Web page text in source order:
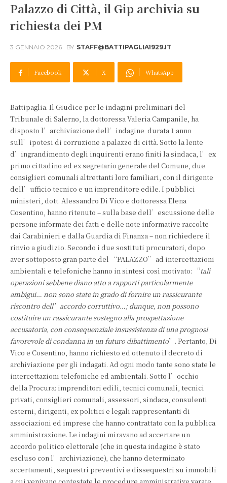
Palazzo di Città, il Gip archivia su
richiesta dei PM
3 GENNAIO 2026 BY STAFF@BATTIPAGLIA1929.IT
Facebook X WhatsApp
Battipaglia. Il Giudice per le indagini preliminari del
Tribunale di Salerno, la dottoressa Valeria Campanile, ha
disposto l’archiviazione dell’indagine durata 1 anno
sull’ipotesi di corruzione a palazzo di città. Sotto la lente
d’ingrandimento degli inquirenti erano finiti la sindaca, l’ex
primo cittadino ed ex segretario generale del Comune, due
consiglieri comunali altrettanti loro familiari, con il dirigente
dell’ufficio tecnico e un imprenditore edile. I pubblici
ministeri, dott. Alessandro Di Vico e dottoressa Elena
Cosentino, hanno ritenuto – sulla base dell’escussione delle
persone informate dei fatti e delle note informative raccolte
dai Carabinieri e dalla Guardia di Finanza – non richiedere il
rinvio a giudizio. Secondo i due sostituti procuratori, dopo
aver sottoposto gran parte del “PALAZZO” ad intercettazioni
ambientali e telefoniche hanno in sintesi così motivato: “tali
operazioni sebbene diano atto a rapporti particolarmente
ambigui… non sono state in grado di fornire un rassicurante
riscontro dell’accordo corruttivo…; dunque, non possono
costituire un rassicurante sostegno alla prospettazione
accusatoria, con consequenziale insussistenza di una prognosi
favorevole di condanna in un futuro dibattimento”. Pertanto, Di
Vico e Cosentino, hanno richiesto ed ottenuto il decreto di
archiviazione per gli indagati. Ad ogni modo tante sono state le
intercettazioni telefoniche ed ambientali. Sotto l’occhio
della Procura: imprenditori edili, tecnici comunali, tecnici
privati, consiglieri comunali, assessori, sindaca, consulenti
esterni, dirigenti, ex politici e legali rappresentanti di
associazioni ed imprese che hanno contrattato con la pubblica
amministrazione. Le indagini miravano ad accertare un
accordo politico elettorale (che in questa indagine è stato
escluso con l’archiviazione), che hanno determinato
accertamenti, sequestri preventivi e dissequestri su immobili